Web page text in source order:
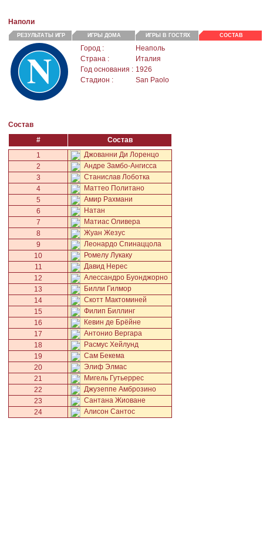
Наполи
РЕЗУЛЬТАТЫ ИГР ИГРЫ ДОМА ИГРЫ В ГОСТЯХ СОСТАВ
Город :
Неаполь
Страна :
Италия
Год основания : 1926
Стадион :
San Paolo
Состав
#
Состав
1
Джованни Ди Лоренцо
2
Андре Замбо-Ангисса
3
Станислав Лоботка
4
Маттео Политано
5
Амир Рахмани
6
Натан
7
Матиас Оливера
8
Жуан Жезус
9
Леонардо Спинаццола
10
Ромелу Лукаку
11
Давид Нерес
12
Алессандро Буонджорно
13
Билли Гилмор
14
Скотт Мактоминей
15
Филип Биллинг
16
Кевин де Брёйне
17
Антонио Вергара
18
Расмус Хейлунд
19
Сам Бекема
20
Элиф Элмас
21
Мигель Гутьеррес
22
Джузеппе Амброзино
23
Сантана Жиоване
24
Алисон Сантос